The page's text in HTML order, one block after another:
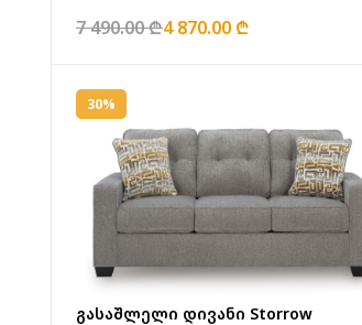
7 490.00 ₾4 870.00 ₾
30%
გასაშლელი დივანი Storrow